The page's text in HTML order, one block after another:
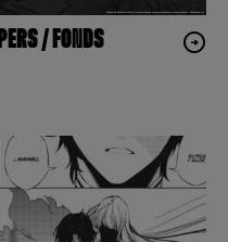
/ FONDS